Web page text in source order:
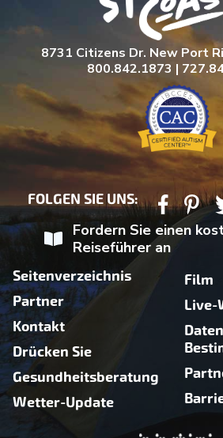
8731 Citizens Dr. New Port
800.842.1873 |
FOLGEN SIE UNS:
Fordern Sie einen
Reiseführer an
Seitenverzeichnis
Partner
Kontakt
Drücken Sie
Gesundheitsberatung
Wetter-Update
Film
Live-